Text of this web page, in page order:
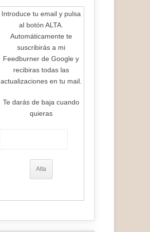
Introduce tu email y pulsa
al botón ALTA.
Automáticamente te
suscribirás a mi
Feedburner de Google y
recibiras todas las
actualizaciones en tu mail.
Te darás de baja cuando
quieras